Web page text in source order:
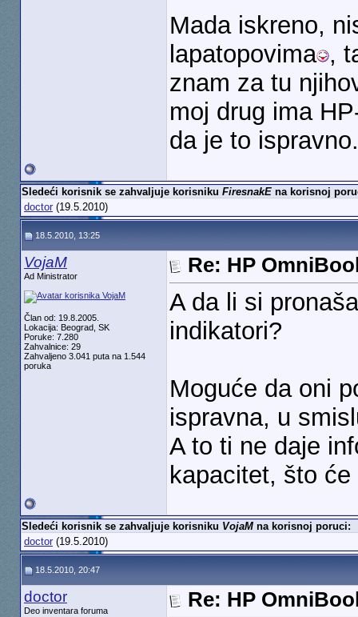
Mada iskreno,
lapatopovima ,
znam za tu
moj drug ima
da je to ispravno.
Sledeći korisnik se zahvaljuje korisniku FiresnakEna korisnoj
doctor(19.5.2010)
18.5.2010, 13:25
VojaM
Ad Ministrator
Član od: 19.8.2005.
Lokacija: Beograd, SK
Poruke: 7.280
Zahvalnice: 29
Zahvaljeno 3.041 puta na 1.544
poruka
Re: HP
A da li si
indikatori?
Moguće da oni
ispravna, u
A to ti ne daje
kapacitet, što
Sledeći korisnik se zahvaljuje korisniku VojaMna korisnoj poruci:
doctor(19.5.2010)
18.5.2010, 20:47
doctor
Deo inventara foruma
Re: HP